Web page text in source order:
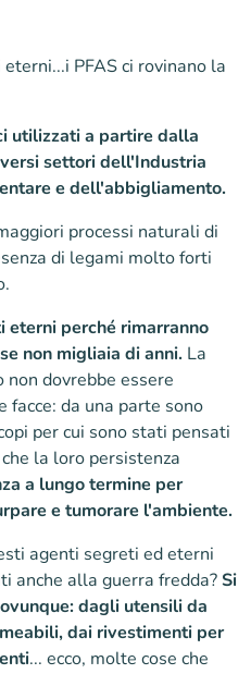
PFAS ci rovinano la
utilizzati a partire dalla
settori dell'Industria
e dell'abbigliamento.
processi naturali di
di legami molto forti
eterni perché rimarranno
non migliaia di anni. La
non dovrebbe essere
facce: da una parte sono
per cui sono stati pensati
la loro persistenza
a lungo termine per
e tumorare l'ambiente.
agenti segreti ed eterni
anche alla guerra fredda?Si
dagli utensili da
dai rivestimenti per
... ecco, molte cose che